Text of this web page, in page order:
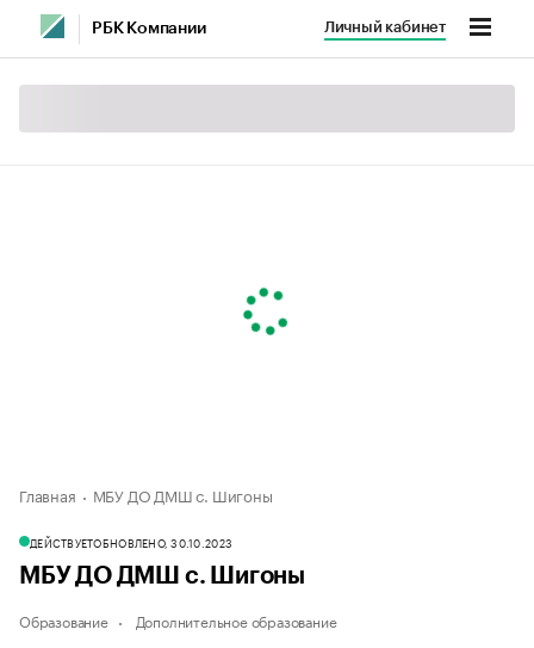
РБК Компании Личный кабинет
Главная МБУ ДО ДМШ с. Шигоны
ДЕЙСТВУЕТОБНОВЛЕНО, 30.10.2023
МБУ ДО ДМШ с. Шигоны
Образование Дополнительное образование